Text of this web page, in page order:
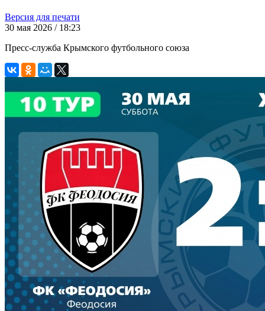
Версия для печати
30 мая 2026 / 18:23
Пресс-служба Крымского футбольного союза